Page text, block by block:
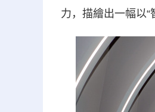
力，描繪出一幅以“